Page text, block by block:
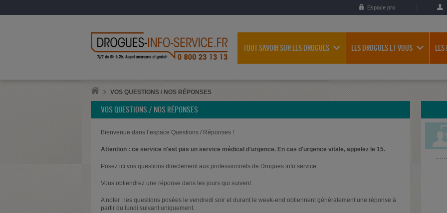
Espace pro
TOUT SAVOIR SUR LES DROGUES LES DROGUES ET VOUS
VOS QUESTIONS / NOS RÉPONSES
VOS QUESTIONS / NOS RÉPONSES
Bienvenue dans l’espace Questions / Réponses !
Attention : ce service n'est pas un service médical d'urgence. En cas d'urgence vitale, appelez le 15.
Posez ici vos questions directement aux professionnels de Drogues info service.
Vous obtiendrez une réponse dans les jours qui suivent.
A noter : les questions posées le vendredi soir et durant le week-end obtiennent généralement une réponse à
partir du lundi suivant uniquement.